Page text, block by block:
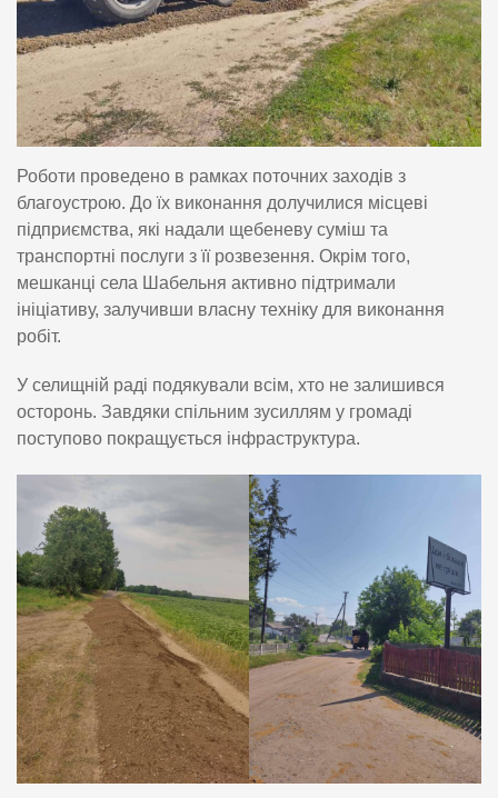
Роботи проведено в рамках поточних заходів з
благоустрою. До їх виконання долучилися місцеві
підприємства, які надали щебеневу суміш та
транспортні послуги з її розвезення. Окрім того,
мешканці села Шабельня активно підтримали
ініціативу, залучивши власну техніку для виконання
робіт.
У селищній раді подякували всім, хто не залишився
осторонь. Завдяки спільним зусиллям у громаді
поступово покращується інфраструктура.